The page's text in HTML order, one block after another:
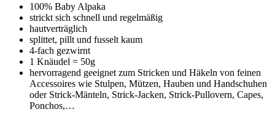
100% Baby Alpaka
strickt sich schnell und regelmäßig
hautverträglich
splittet, pillt und fusselt kaum
4-fach gezwirnt
1 Knäudel = 50g
hervorragend geeignet zum Stricken und Häkeln von feinen
Accessoires wie Stulpen, Mützen, Hauben und Handschuhen
oder Strick-Mänteln, Strick-Jacken, Strick-Pullovern, Capes,
Ponchos,…